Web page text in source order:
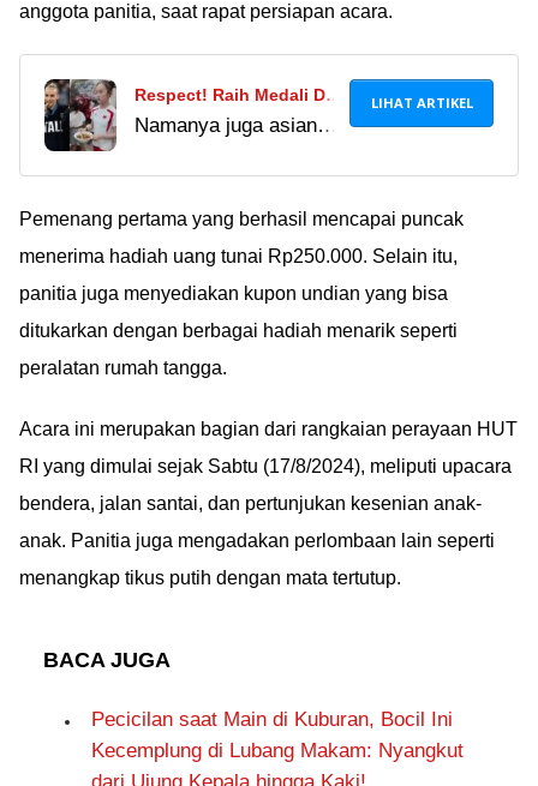
anggota panitia, saat rapat persiapan acara.
Respect! Raih Medali Di
Olimpiade Paris,
Di Restoran Keluarga
Namanya juga asian
dunia, pas di rumah
kita tetap anak-anak
yang harus bantu
LIHAT ARTIKEL
Pemenang pertama yang berhasil mencapai puncak
menerima hadiah uang tunai Rp250.000. Selain itu,
panitia juga menyediakan kupon undian yang bisa
ditukarkan dengan berbagai hadiah menarik seperti
peralatan rumah tangga.
Acara ini merupakan bagian dari rangkaian perayaan HUT
RI yang dimulai sejak Sabtu (17/8/2024), meliputi upacara
bendera, jalan santai, dan pertunjukan kesenian anak-
anak. Panitia juga mengadakan perlombaan lain seperti
menangkap tikus putih dengan mata tertutup.
BACA JUGA
Pecicilan saat Main di Kuburan, Bocil Ini
Kecemplung di Lubang Makam: Nyangkut